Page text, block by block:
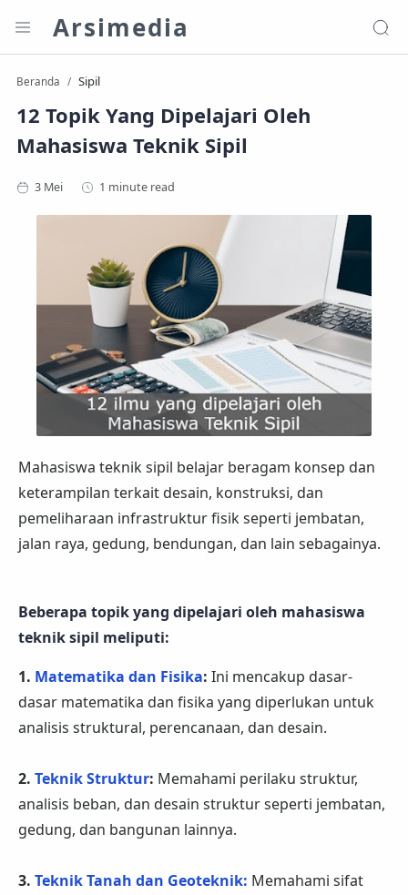
Arsimedia
Beranda Sipil
12 Topik Yang Dipelajari Oleh
Mahasiswa Teknik Sipil
1 minute read
Mahasiswa teknik sipil belajar beragam konsep dan
keterampilan terkait desain, konstruksi, dan
pemeliharaan infrastruktur fisik seperti jembatan,
jalan raya, gedung, bendungan, dan lain sebagainya.
Beberapa topik yang dipelajari oleh mahasiswa
teknik sipil meliputi:
1. Matematika dan Fisika: Ini mencakup dasar-
dasar matematika dan fisika yang diperlukan untuk
analisis struktural, perencanaan, dan desain.
2. Teknik Struktur: Memahami perilaku struktur,
analisis beban, dan desain struktur seperti jembatan,
gedung, dan bangunan lainnya.
3. Teknik Tanah dan Geoteknik: Memahami sifat